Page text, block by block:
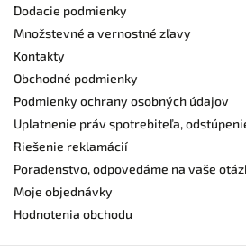
Dodacie podmienky
Množstevné a vernostné zľavy
Kontakty
Obchodné podmienky
Podmienky ochrany osobných údajov
Uplatnenie práv spotrebiteľa,
Riešenie reklamácií
Poradenstvo, odpovedáme na vaše
Moje objednávky
Hodnotenia obchodu